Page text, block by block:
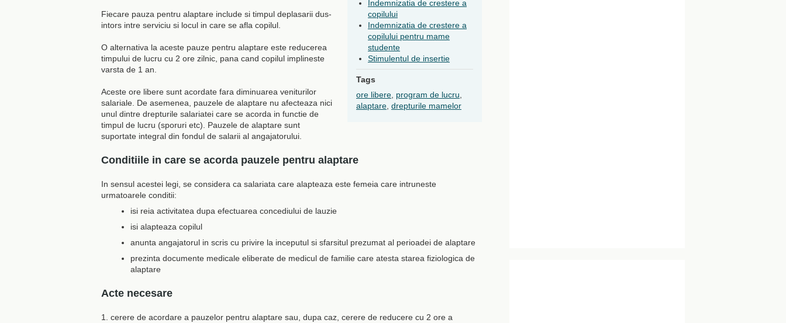
Indemnizatia de crestere a
copilului
Indemnizatia de crestere a
copilului pentru mame
studente
Stimulentul de insertie
Tags
ore libere program de lucru
alaptare drepturile mamelor
Fiecare pauza pentru alaptare include si timpul deplasarii dus-
intors intre serviciu si locul in care se afla copilul.
O alternativa la aceste pauze pentru alaptare este reducerea
timpului de lucru cu 2 ore zilnic, pana cand copilul implineste
varsta de 1 an.
Aceste ore libere sunt acordate fara diminuarea veniturilor
salariale. De asemenea, pauzele de alaptare nu afecteaza nici
unul dintre drepturile salariatei care se acorda in functie de
timpul de lucru (sporuri etc). Pauzele de alaptare sunt
suportate integral din fondul de salarii al angajatorului.
Conditiile in care se acorda pauzele pentru alaptare
In sensul acestei legi, se considera ca salariata care alapteaza este femeia care intruneste
urmatoarele conditii:
isi reia activitatea dupa efectuarea concediului de lauzie
isi alapteaza copilul
anunta angajatorul in scris cu privire la inceputul si sfarsitul prezumat al perioadei de alaptare
prezinta documente medicale eliberate de medicul de familie care atesta starea fiziologica de
alaptare
Acte necesare
1. cerere de acordare a pauzelor pentru alaptare sau, dupa caz, cerere de reducere cu 2 ore a